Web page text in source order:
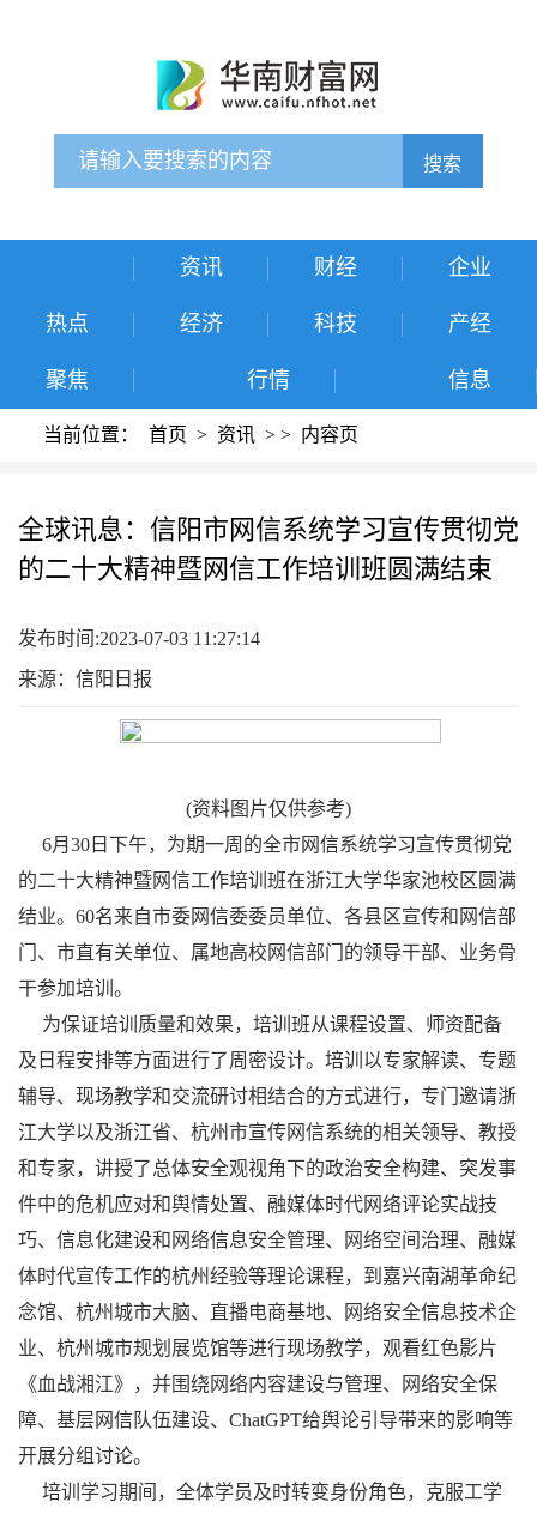
搜索
资讯 财经 企业
热点 经济 科技 产经
聚焦 行情 信息
当前位置： 首页 > 资讯 > > 内容页
全球讯息：信阳市网信系统学习宣传贯彻党
的二十大精神暨网信工作培训班圆满结束
发布时间:2023-07-03 11:27:14
来源：信阳日报
(资料图片仅供参考)
6月30日下午，为期一周的全市网信系统学习宣传贯彻党
的二十大精神暨网信工作培训班在浙江大学华家池校区圆满
结业。60名来自市委网信委委员单位、各县区宣传和网信部
门、市直有关单位、属地高校网信部门的领导干部、业务骨
干参加培训。
为保证培训质量和效果，培训班从课程设置、师资配备
及日程安排等方面进行了周密设计。培训以专家解读、专题
辅导、现场教学和交流研讨相结合的方式进行，专门邀请浙
江大学以及浙江省、杭州市宣传网信系统的相关领导、教授
和专家，讲授了总体安全观视角下的政治安全构建、突发事
件中的危机应对和舆情处置、融媒体时代网络评论实战技
巧、信息化建设和网络信息安全管理、网络空间治理、融媒
体时代宣传工作的杭州经验等理论课程，到嘉兴南湖革命纪
念馆、杭州城市大脑、直播电商基地、网络安全信息技术企
业、杭州城市规划展览馆等进行现场教学，观看红色影片
《血战湘江》，并围绕网络内容建设与管理、网络安全保
障、基层网信队伍建设、ChatGPT给舆论引导带来的影响等
开展分组讨论。
培训学习期间，全体学员及时转变身份角色，克服工学